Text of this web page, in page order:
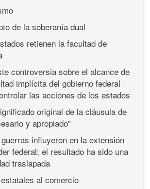
de la soberanía dual
retienen la facultad de
controversia sobre el alcance de
implícita del gobierno federal
las acciones de los estados
original de la cláusula de
y apropiado"
influyeron en la extensión
federal; el resultado ha sido una
traslapada
al comercio